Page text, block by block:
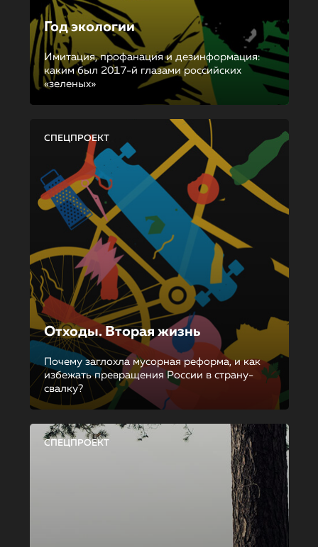
Год экологии
Имитация, профанация и дезинформация:
каким был 2017-й глазами российских
«зеленых»
СПЕЦПРОЕКТ
Отходы. Вторая жизнь
Почему заглохла мусорная реформа, и как
избежать превращения России в страну-
свалку?
СПЕЦПРОЕКТ